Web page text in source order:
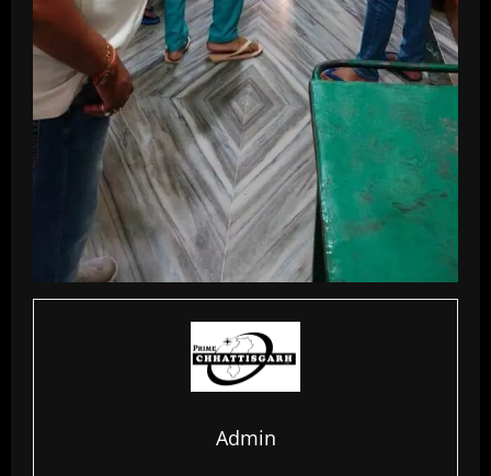
Admin